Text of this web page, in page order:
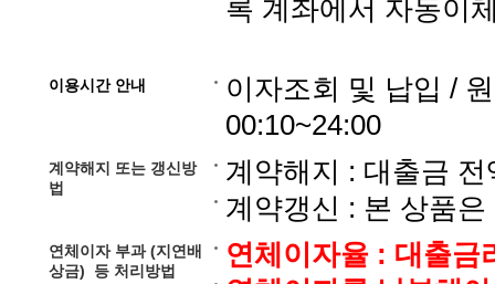
록 계좌에서 자동이
이용시간 안내
이자조회 및 납입 /
00:10~24:00
계약해지 또는 갱신방
법
계약해지 : 대출금 전
계약갱신 : 본 상품
연체이자 부과 (지연배
상금) 등 처리방법
연체이자율 : 대출금